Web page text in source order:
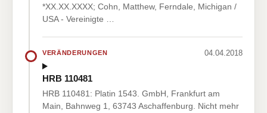
*XX.XX.XXXX; Cohn, Matthew, Ferndale, Michigan /
USA - Vereinigte …
VERÄNDERUNGEN 04.04.2018
HRB 110481
HRB 110481: Platin 1543. GmbH, Frankfurt am
Main, Bahnweg 1, 63743 Aschaffenburg. Nicht mehr